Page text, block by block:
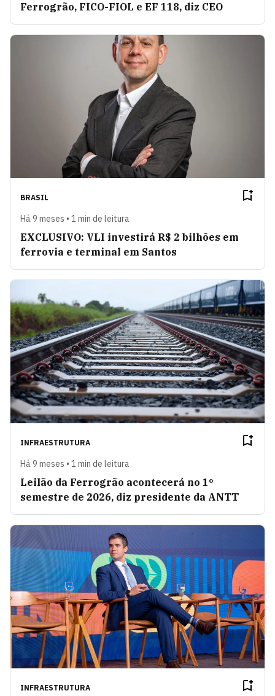
Ferrogrão, FICO-FIOL e EF 118, diz CEO
BRASIL
Há 9 meses • 1 min de leitura
EXCLUSIVO: VLI investirá R$ 2 bilhões em
ferrovia e terminal em Santos
INFRAESTRUTURA
Há 9 meses • 1 min de leitura
Leilão da Ferrogrão acontecerá no 1º
semestre de 2026, diz presidente da ANTT
INFRAESTRUTURA